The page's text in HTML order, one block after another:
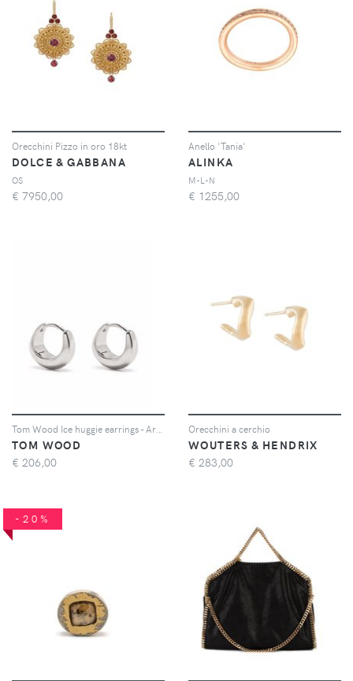
Orecchini Pizzo in oro 18kt
DOLCE & GABBANA
OS
€ 7950,00
Anello 'Tania'
ALINKA
M-L-N
€ 1255,00
TOM WOOD
€ 206,00
Orecchini a cerchio
WOUTERS & HENDRIX
€ 283,00
-20%